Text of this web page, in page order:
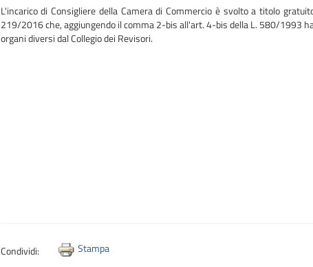
L'incarico di Consigliere della Camera di Commercio è svolto a titolo
219/2016 che, aggiungendo il comma 2-bis all'art. 4-bis della L. 580/1993
organi diversi dal Collegio dei Revisori.
Condividi: Stampa